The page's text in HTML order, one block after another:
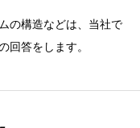
の構造などは、当社で
回答をします。